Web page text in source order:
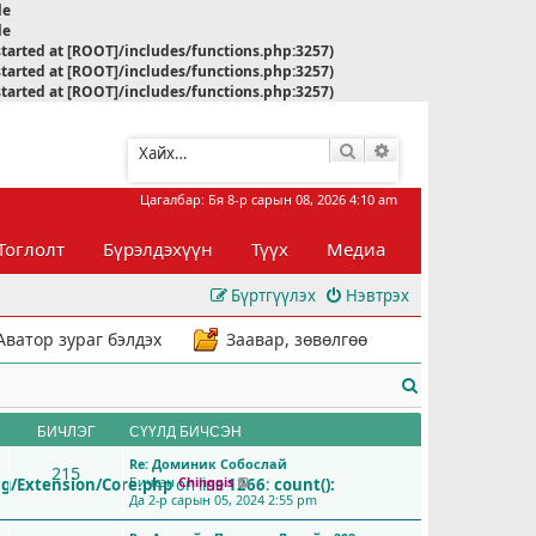
at [ROOT]/includes/functions.php:3257)
at [ROOT]/includes/functions.php:3257)
at [ROOT]/includes/functions.php:3257)
Хайлт
Цагалбар: Бя 8-р сарын 08, 2026 4:10 am
Бүрэлдэхүүн Түүх Медиа
Нэвтрэх
Бүртгүүлэх
зураг бэлдэх Заавар, зөвөлгөө
БИЧЛЭГ СҮҮЛД БИЧСЭН
Extension/Core.phpon line1266: count():
215
Re: Доминик Собослай
БичсэнChinggis
С
ү
ү
Да 2-р сарын 05, 2024 2:55 pm